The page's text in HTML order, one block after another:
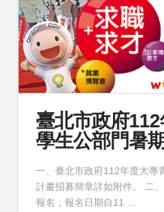
臺北市政府
學生公部門暑
一、臺北市政府112年度大專
計畫招募簡章詳如附件。 二
報名，報名日期自11 …